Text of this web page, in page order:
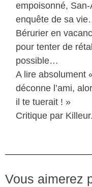
empoisonné,
enquête de sa
Bérurier en
pour tenter de
possible…
A lire absolument
déconne l’ami,
il te tuerait ! »
Critique par
Vous aimerez